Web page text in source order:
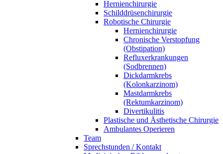
Hernienchirurgie
Schilddrüsenchirurgie
Robotische Chirurgie
Hernienchirurgie
Chronische Verstopfung
(Obstipation)
Refluxerkrankungen
(Sodbrennen)
Dickdarmkrebs
(Kolonkarzinom)
Mastdarmkrebs
(Rektumkarzinom)
Divertikulitis
Plastische und Ästhetische Chirurgie
Ambulantes Operieren
Team
Sprechstunden / Kontakt